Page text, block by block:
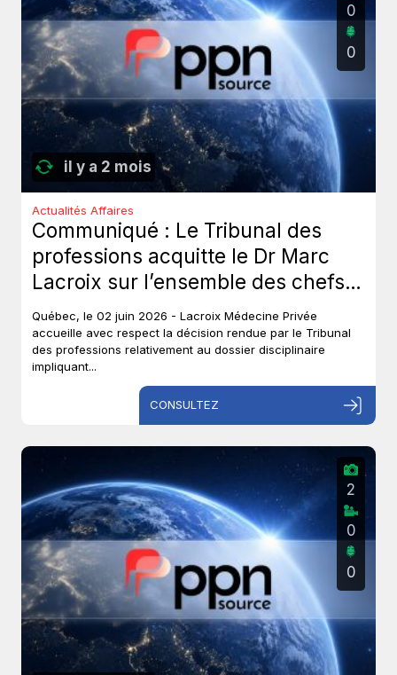
il y a 2 mois
0
0
Actualités Affaires
Communiqué : Le Tribunal des
professions acquitte le Dr Marc
Lacroix sur l’ensemble des chefs
et met un terme à près de six ans
de procédures disciplinaires.
Québec, le 02 juin 2026 - Lacroix Médecine Privée
accueille avec respect la décision rendue par le Tribunal
des professions relativement au dossier disciplinaire
impliquant...
CONSULTEZ
2
0
0